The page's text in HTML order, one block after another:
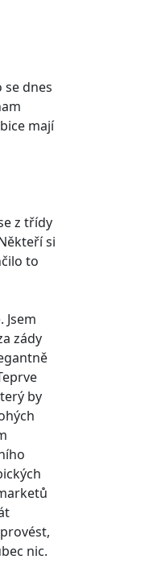
dnes
mají
z třídy
si
to
zády
by
nic.